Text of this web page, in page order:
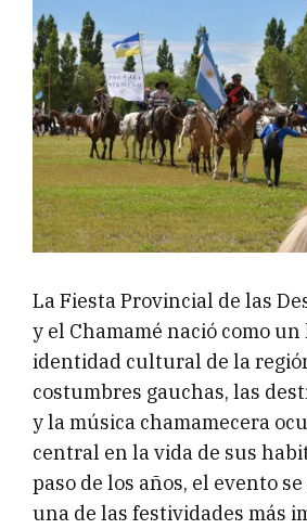
La Fiesta Provincial de las
y el Chamamé nació como
identidad cultural de la
costumbres gauchas, las
y la música chamamecera
central en la vida de sus
paso de los años, el evento
una de las festividades más